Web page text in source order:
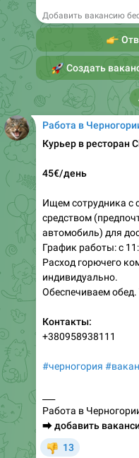
Добавить вакансию
👉
Создать
Работа в
Курьер в ресторан
45€/день
Ищем сотрудника с
средством
автомобиль) для
График работы: с
Расход горючего
индивидуально.
Обеспечиваем
Контакты:
+380958938111
#черногория
Работа в
⮕добавить
13